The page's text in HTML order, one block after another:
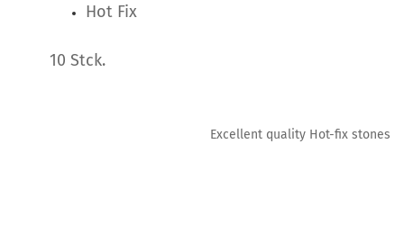
Hot Fix
10 Stck.
Excellent quality Hot-fix stones